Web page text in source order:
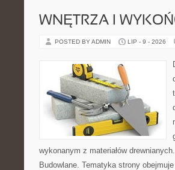
WNĘTRZA I
POSTED BY ADMIN LIP - 9 - 2026
wykonanym z materiałów
Budowlane. Tematyka strony